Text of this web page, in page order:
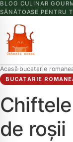
BLOG CULINAR
SĂNĂTOASE PENTRU
Acasă›bucatarie
BUCATARIE
de roșii